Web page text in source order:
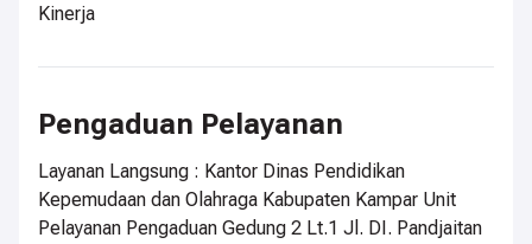
Kinerja
Pengaduan Pelayanan
Layanan Langsung : Kantor Dinas Pendidikan
Kepemudaan dan Olahraga Kabupaten Kampar Unit
Pelayanan Pengaduan Gedung 2 Lt.1 Jl. DI. Pandjaitan